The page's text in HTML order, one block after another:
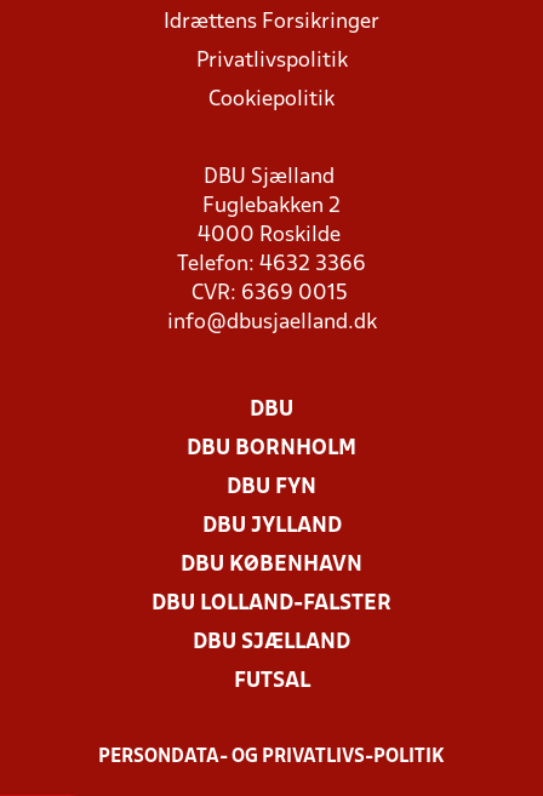
Idrættens Forsikringer
Privatlivspolitik
Cookiepolitik
DBU Sjælland
Fuglebakken 2
4000 Roskilde
Telefon: 4632 3366
CVR: 6369 0015
info@dbusjaelland.dk
DBU
DBU BORNHOLM
DBU FYN
DBU JYLLAND
DBU KØBENHAVN
DBU LOLLAND-FALSTER
DBU SJÆLLAND
FUTSAL
PERSONDATA- OG PRIVATLIVS-POLITIK